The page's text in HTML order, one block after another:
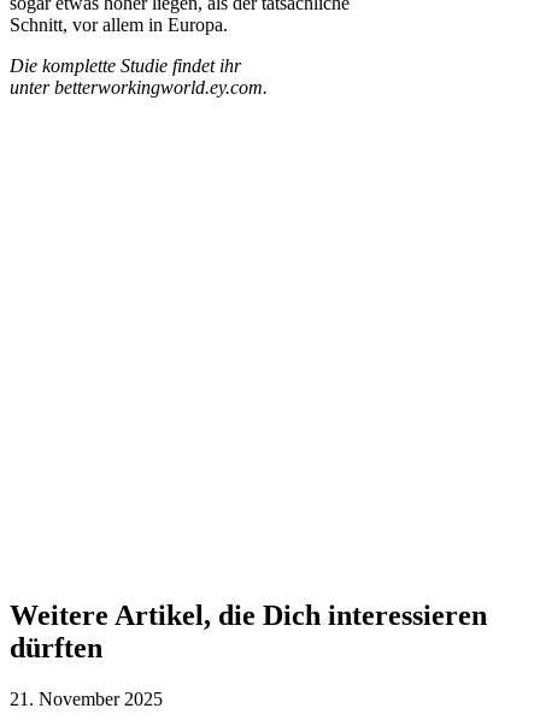
Schnitt, vor allem in Europa.
Die komplette Studie findet ihr
unter betterworkingworld.ey.com.
Weitere Artikel, die Dich interessieren
dürften
21. November 2025